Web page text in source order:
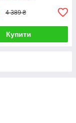
4 389 ₴
Купити